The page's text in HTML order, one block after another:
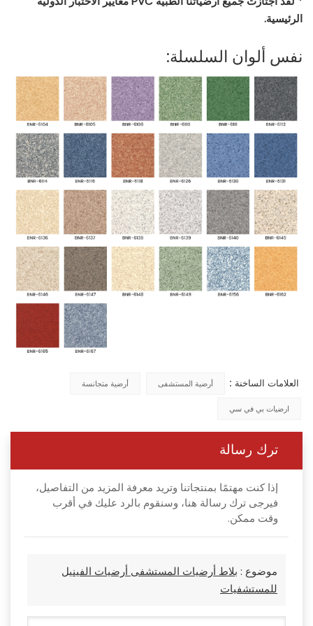
الرئيسية.
نفس ألوان السلسلة:
العلامات الساخنة : أرضية المستشفى أرضية متجانسة
ارضيات بي في سي
ترك رسالة
إذا كنت مهتمًا بمنتجاتنا وتريد معرفة المزيد من التفاصيل،
فيرجى ترك رسالة هنا، وسنقوم بالرد عليك في أقرب
وقت ممكن.
موضوع : بلاط أرضيات المستشفى أرضيات الفينيل
للمستشفيات